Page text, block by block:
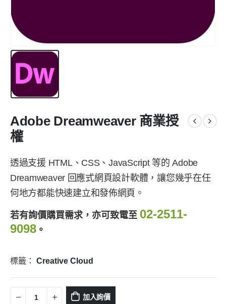
Adobe Dreamweaver 商業授
權
透過支援 HTML、CSS、JavaScript 等的 Adobe
Dreamweaver 回應式網頁設計軟體，讓您幾乎在任
何地方都能快速建立和發佈網頁。
若有詢價購買需求，亦可致電至 02-2511-
9098 。
標籤： Creative Cloud
加入詢價